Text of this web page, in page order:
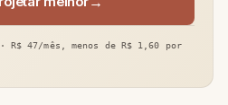
47/mês, menos de R$ 1,60 por